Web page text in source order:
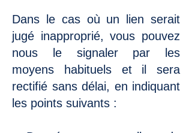
Dans le cas où un lien serait
jugé inapproprié, vous pouvez
nous le signaler par les
moyens habituels et il sera
rectifié sans délai, en indiquant
les points suivants :